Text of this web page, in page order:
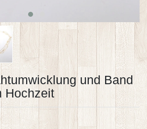
und Band
Hochzeit